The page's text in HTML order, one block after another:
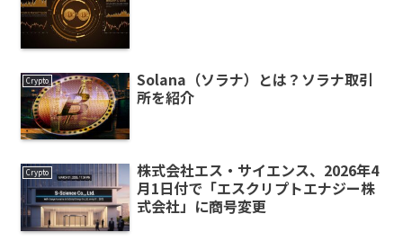
Crypto
Solana（ソラナ）とは？ソラナ取引
所を紹介
Crypto
株式会社エス・サイエンス、2026年4
月1日付で「エスクリプトエナジー株
式会社」に商号変更